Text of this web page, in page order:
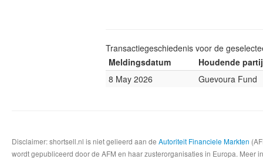
Transactiegeschiedenis voor de
Meldingsdatum
Houdende partij
8 May 2026
Guevoura Fund
Disclaimer: shortsell.nl is niet gelieerd aan de Autoriteit Financiele Markten
wordt gepubliceerd door de AFM en haar zusterorganisaties in Europa.